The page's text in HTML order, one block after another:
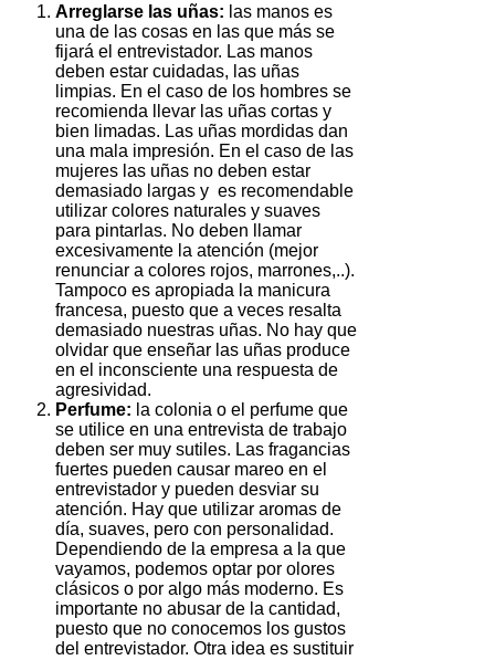
Arreglarse las uñas: las manos es
una de las cosas en las que más se
fijará el entrevistador. Las manos
deben estar cuidadas, las uñas
limpias. En el caso de los hombres se
recomienda llevar las uñas cortas y
bien limadas. Las uñas mordidas dan
una mala impresión. En el caso de las
mujeres las uñas no deben estar
demasiado largas y es recomendable
utilizar colores naturales y suaves
para pintarlas. No deben llamar
excesivamente la atención (mejor
renunciar a colores rojos, marrones,..).
Tampoco es apropiada la manicura
francesa, puesto que a veces resalta
demasiado nuestras uñas. No hay que
olvidar que enseñar las uñas produce
en el inconsciente una respuesta de
agresividad.
Perfume: la colonia o el perfume que
se utilice en una entrevista de trabajo
deben ser muy sutiles. Las fragancias
fuertes pueden causar mareo en el
entrevistador y pueden desviar su
atención. Hay que utilizar aromas de
día, suaves, pero con personalidad.
Dependiendo de la empresa a la que
vayamos, podemos optar por olores
clásicos o por algo más moderno. Es
importante no abusar de la cantidad,
puesto que no conocemos los gustos
del entrevistador. Otra idea es sustituir